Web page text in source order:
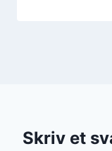
Skriv et